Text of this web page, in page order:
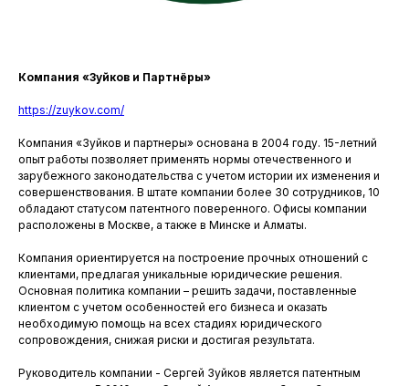
Компания «Зуйков и Партнёры»
https://zuykov.com/
Компания «Зуйков и партнеры» основана в 2004 году. 15-летний
опыт работы позволяет применять нормы отечественного и
зарубежного законодательства с учетом истории их изменения и
совершенствования. В штате компании более 30 сотрудников, 10
обладают статусом патентного поверенного. Офисы компании
расположены в Москве, а также в Минске и Алматы.
Компания ориентируется на построение прочных отношений с
клиентами, предлагая уникальные юридические решения.
Основная политика компании – решить задачи, поставленные
клиентом с учетом особенностей его бизнеса и оказать
необходимую помощь на всех стадиях юридического
сопровождения, снижая риски и достигая результата.
Руководитель компании - Сергей Зуйков является патентным